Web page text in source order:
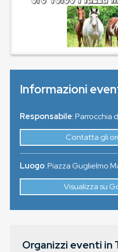
Informazioni
Responsabile: Parrocchia
Contatta gli
Luogo:Piazza Guglielmo
Visualizza su
Organizzi eventi in